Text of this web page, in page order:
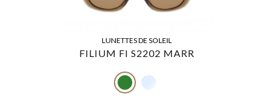
LUNETTES DE SOLEIL
FILIUM FI S2202 MARR